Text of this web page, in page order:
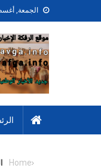
to
الجمعة, أغسطس
Home